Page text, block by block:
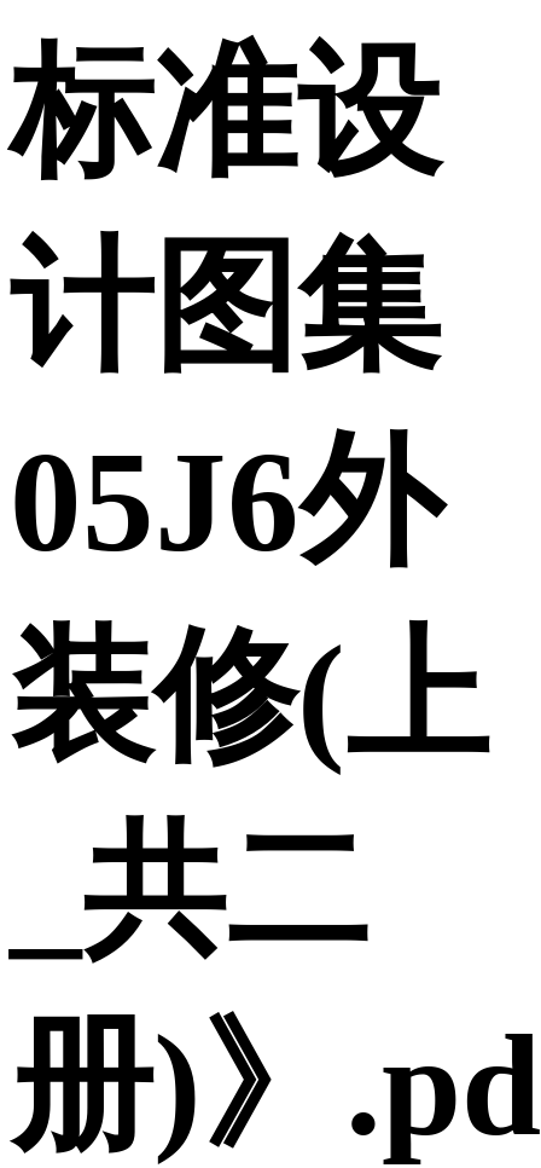
标准设
计图集
05J6外
装修(上
_共二
册)》